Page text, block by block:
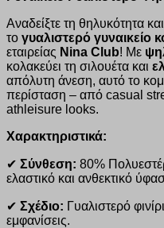
Αναδείξτε τη θηλυκότητα
το γυαλιστερό γυναικείο
εταιρείας Nina Club! Με
κολακεύει τη σιλουέτα και
απόλυτη άνεση, αυτό το
περίσταση – από casual
athleisure looks.
Χαρακτηριστικά:
✔ Σύνθεση: 80%
ελαστικό και ανθεκτικό
✔ Σχέδιο: Γυαλιστερό
εμφανίσεις.